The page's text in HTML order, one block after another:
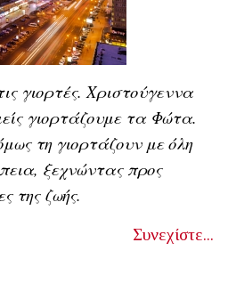
γιορτές. Χριστούγεννα
γιορτάζουμε τα Φώτα.
τη γιορτάζουν με όλη
ξεχνώντας προς
της ζωής.
Συνεχίστε...